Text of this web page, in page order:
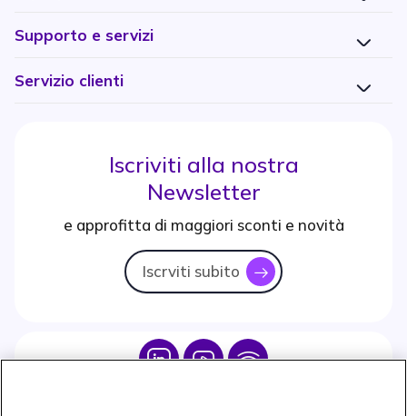
Supporto e servizi
Servizio clienti
Iscriviti alla nostra
Newsletter
e approfitta di maggiori sconti e novità
Iscrviti subito icon
Icon IconIcon